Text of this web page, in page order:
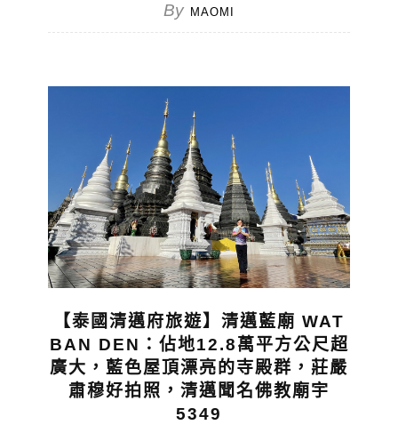
By MAOMI
【泰國清邁府旅遊】清邁藍廟 WAT
BAN DEN：佔地12.8萬平方公尺超
廣大，藍色屋頂漂亮的寺殿群，莊嚴
肅穆好拍照，清邁聞名佛教廟宇
5349